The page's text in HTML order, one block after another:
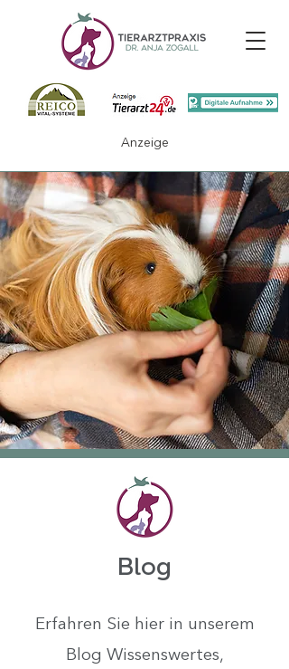
Anzeige
Blog
Erfahren Sie hier in unserem
Blog Wissenswertes,